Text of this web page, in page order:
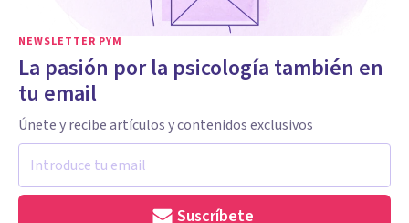
NEWSLETTER PYM
La pasión por la psicología también en
tu email
Únete y recibe artículos y contenidos exclusivos
Suscríbete